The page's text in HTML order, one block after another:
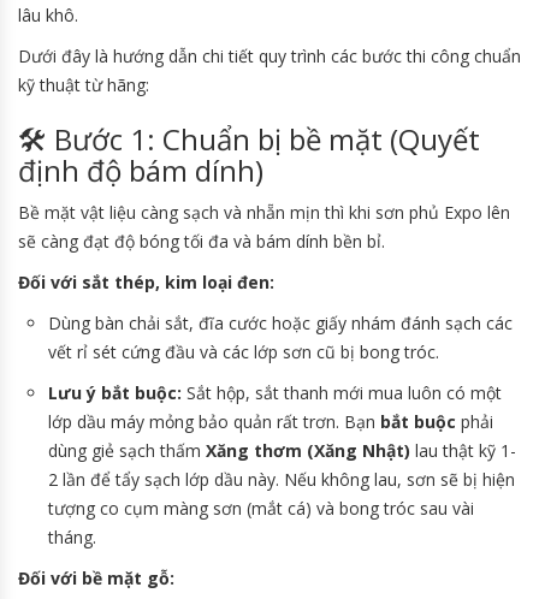
lâu khô.
Dưới đây là hướng dẫn chi tiết quy trình các bước thi công chuẩn
kỹ thuật từ hãng:
🛠️ Bước 1: Chuẩn bị bề mặt (Quyết
định độ bám dính)
Bề mặt vật liệu càng sạch và nhẵn mịn thì khi sơn phủ Expo lên
sẽ càng đạt độ bóng tối đa và bám dính bền bỉ.
Đối với sắt thép, kim loại đen:
Dùng bàn chải sắt, đĩa cước hoặc giấy nhám đánh sạch các
vết rỉ sét cứng đầu và các lớp sơn cũ bị bong tróc.
Lưu ý bắt buộc: Sắt hộp, sắt thanh mới mua luôn có một
lớp dầu máy mỏng bảo quản rất trơn. Bạn bắt buộc phải
dùng giẻ sạch thấm Xăng thơm (Xăng Nhật) lau thật kỹ 1-
2 lần để tẩy sạch lớp dầu này. Nếu không lau, sơn sẽ bị hiện
tượng co cụm màng sơn (mắt cá) và bong tróc sau vài
tháng.
Đối với bề mặt gỗ: